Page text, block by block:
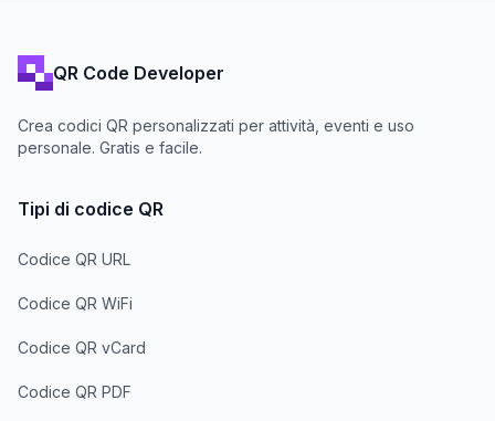
QR Code Developer
Crea codici QR personalizzati per attività, eventi e uso
personale. Gratis e facile.
Tipi di codice QR
Codice QR URL
Codice QR WiFi
Codice QR vCard
Codice QR PDF